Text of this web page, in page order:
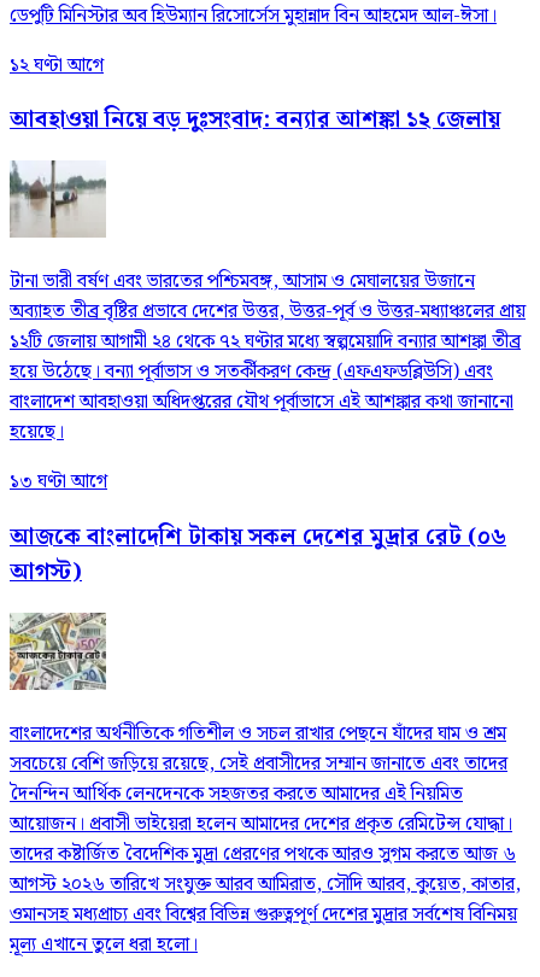
ডেপুটি মিনিস্টার অব হিউম্যান রিসোর্সেস মুহান্নাদ বিন আহমেদ আল-ঈসা।
১২ ঘণ্টা আগে
আবহাওয়া নিয়ে বড় দুঃসংবাদ: বন্যার আশঙ্কা ১২ জেলায়
টানা ভারী বর্ষণ এবং ভারতের পশ্চিমবঙ্গ, আসাম ও মেঘালয়ের উজানে
অব্যাহত তীব্র বৃষ্টির প্রভাবে দেশের উত্তর, উত্তর-পূর্ব ও উত্তর-মধ্যাঞ্চলের প্রায়
১২টি জেলায় আগামী ২৪ থেকে ৭২ ঘণ্টার মধ্যে স্বল্পমেয়াদি বন্যার আশঙ্কা তীব্র
হয়ে উঠেছে। বন্যা পূর্বাভাস ও সতর্কীকরণ কেন্দ্র (এফএফডব্লিউসি) এবং
বাংলাদেশ আবহাওয়া অধিদপ্তরের যৌথ পূর্বাভাসে এই আশঙ্কার কথা জানানো
হয়েছে।
১৩ ঘণ্টা আগে
আজকে বাংলাদেশি টাকায় সকল দেশের মুদ্রার রেট (০৬
আগস্ট)
বাংলাদেশের অর্থনীতিকে গতিশীল ও সচল রাখার পেছনে যাঁদের ঘাম ও শ্রম
সবচেয়ে বেশি জড়িয়ে রয়েছে, সেই প্রবাসীদের সম্মান জানাতে এবং তাদের
দৈনন্দিন আর্থিক লেনদেনকে সহজতর করতে আমাদের এই নিয়মিত
আয়োজন। প্রবাসী ভাইয়েরা হলেন আমাদের দেশের প্রকৃত রেমিটেন্স যোদ্ধা।
তাদের কষ্টার্জিত বৈদেশিক মুদ্রা প্রেরণের পথকে আরও সুগম করতে আজ ৬
আগস্ট ২০২৬ তারিখে সংযুক্ত আরব আমিরাত, সৌদি আরব, কুয়েত, কাতার,
ওমানসহ মধ্যপ্রাচ্য এবং বিশ্বের বিভিন্ন গুরুত্বপূর্ণ দেশের মুদ্রার সর্বশেষ বিনিময়
মূল্য এখানে তুলে ধরা হলো।